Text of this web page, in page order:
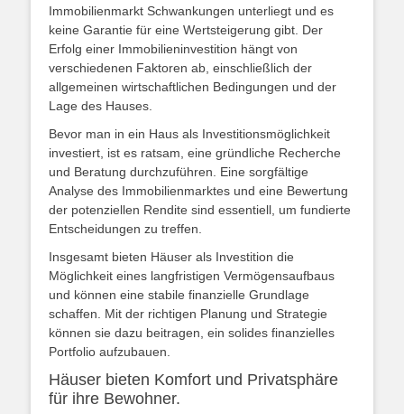
Immobilienmarkt Schwankungen unterliegt und es
keine Garantie für eine Wertsteigerung gibt. Der
Erfolg einer Immobilieninvestition hängt von
verschiedenen Faktoren ab, einschließlich der
allgemeinen wirtschaftlichen Bedingungen und der
Lage des Hauses.
Bevor man in ein Haus als Investitionsmöglichkeit
investiert, ist es ratsam, eine gründliche Recherche
und Beratung durchzuführen. Eine sorgfältige
Analyse des Immobilienmarktes und eine Bewertung
der potenziellen Rendite sind essentiell, um fundierte
Entscheidungen zu treffen.
Insgesamt bieten Häuser als Investition die
Möglichkeit eines langfristigen Vermögensaufbaus
und können eine stabile finanzielle Grundlage
schaffen. Mit der richtigen Planung und Strategie
können sie dazu beitragen, ein solides finanzielles
Portfolio aufzubauen.
Häuser bieten Komfort und Privatsphäre
für ihre Bewohner.